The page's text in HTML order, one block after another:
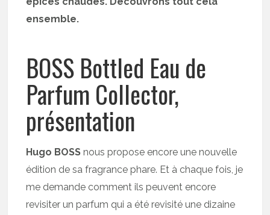
ensemble.
BOSS Bottled Eau de
Parfum Collector,
présentation
Hugo BOSS nous propose encore une nouvelle
édition de sa fragrance phare. Et à chaque fois, je
me demande comment ils peuvent encore
revisiter un parfum qui a été revisité une dizaine